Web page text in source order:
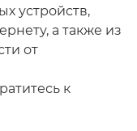
устройств,
а также из
от
к